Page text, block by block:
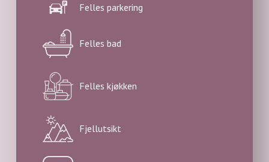
Felles parkering
Felles bad
Felles kjøkken
Fjellutsikt